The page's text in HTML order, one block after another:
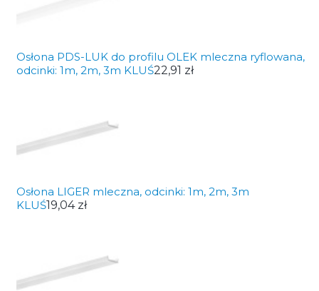
Osłona PDS-LUK do profilu OLEK mleczna ryflowana,
odcinki: 1m, 2m, 3m KLUŚ22,91 zł
Osłona LIGER mleczna, odcinki: 1m, 2m, 3m
KLUŚ19,04 zł